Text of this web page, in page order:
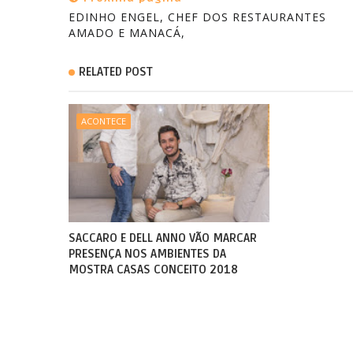
EDINHO ENGEL, CHEF DOS RESTAURANTES
AMADO E MANACÁ,
RELATED POST
ACONTECE
SACCARO E DELL ANNO VÃO MARCAR
PRESENÇA NOS AMBIENTES DA
MOSTRA CASAS CONCEITO 2018